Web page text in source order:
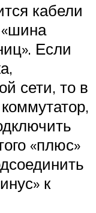
кабели
Если
сети, то в
«плюс»
к